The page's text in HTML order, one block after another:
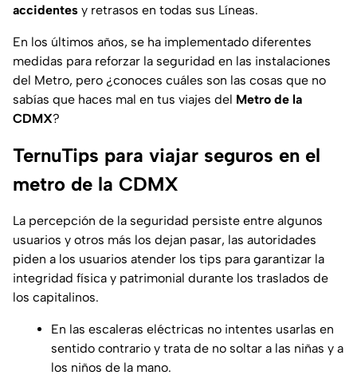
accidentes y retrasos en todas sus Líneas.
En los últimos años, se ha implementado diferentes
medidas para reforzar la seguridad en las instalaciones
del Metro, pero ¿conoces cuáles son las cosas que no
sabías que haces mal en tus viajes del Metro de la
CDMX?
TernuTips para viajar seguros en el
metro de la CDMX
La percepción de la seguridad persiste entre algunos
usuarios y otros más los dejan pasar, las autoridades
piden a los usuarios atender los tips para garantizar la
integridad física y patrimonial durante los traslados de
los capitalinos.
En las escaleras eléctricas no intentes usarlas en
sentido contrario y trata de no soltar a las niñas y a
los niños de la mano.